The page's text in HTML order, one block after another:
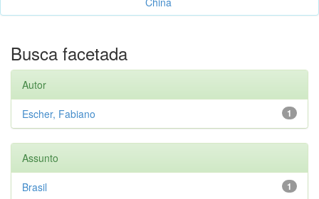
Busca facetada
Autor
1
Escher, Fabiano
Assunto
1
Brasil